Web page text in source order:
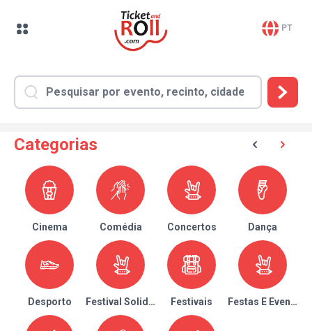
PT
Categorias
Cinema Comédia Concertos Dança
Desporto Festival Solidário Festivais Festas E Eventos